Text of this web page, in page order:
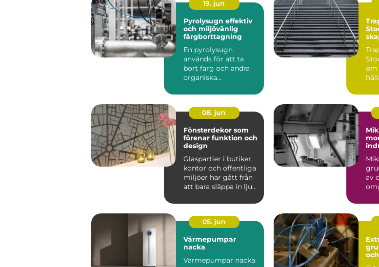
19. jun
Pyrolysugn effektiv
och miljövänlig
färgborttagning
En pyrolysugn
används för att ta
bort färg och andra
organiska
metallföremål med
om
08. jun
Fönsterdekor som
förenar funktion och
design
Glaspartier i butiker,
kontor och offentliga
miljöer har gått från
att bara släppa in ljus
av
05. jun
Värmepumpar
nacka
Värmepumpar nacka